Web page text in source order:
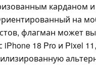
карданом и
на
флагман может
18 Pro и Pixel